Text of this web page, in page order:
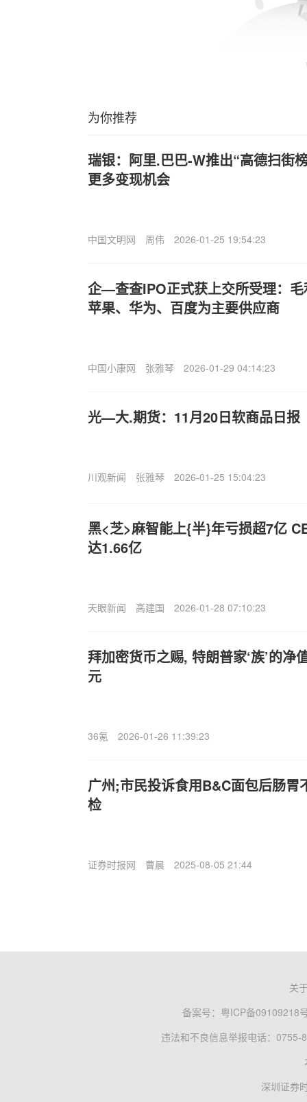
为你推荐
瑞银：阿里.巴巴-W推出“高德扫街
更多变现机会
中国文明网 周伟 2026-01-25 19:54:23
企—查查IPO正式获上交所受理：
苹果、华为、百度为主要供应商
中国小康网 张雅琴 2026-01-29 04:14:23
光—大.期货：11月20日软商品日报
川观新闻 张雅琴 2026-01-25 15:04:23
黑<芝>麻智能上{半}年亏损超7亿
达1.66亿
天眼新闻 高建国 2026-01-28 07:10:23
拜加密货币之赐, 特朗普家‘族’的净
元
36氪 2026-01-26 11:39:23
广州;市民投诉食用B&C面包后肠胃
检
证券时报网 曹晨 2025-08-05 21:44
关
备案号： 粤ICP备09109218
违法和不良信息举报电话：0755-
深圳证券